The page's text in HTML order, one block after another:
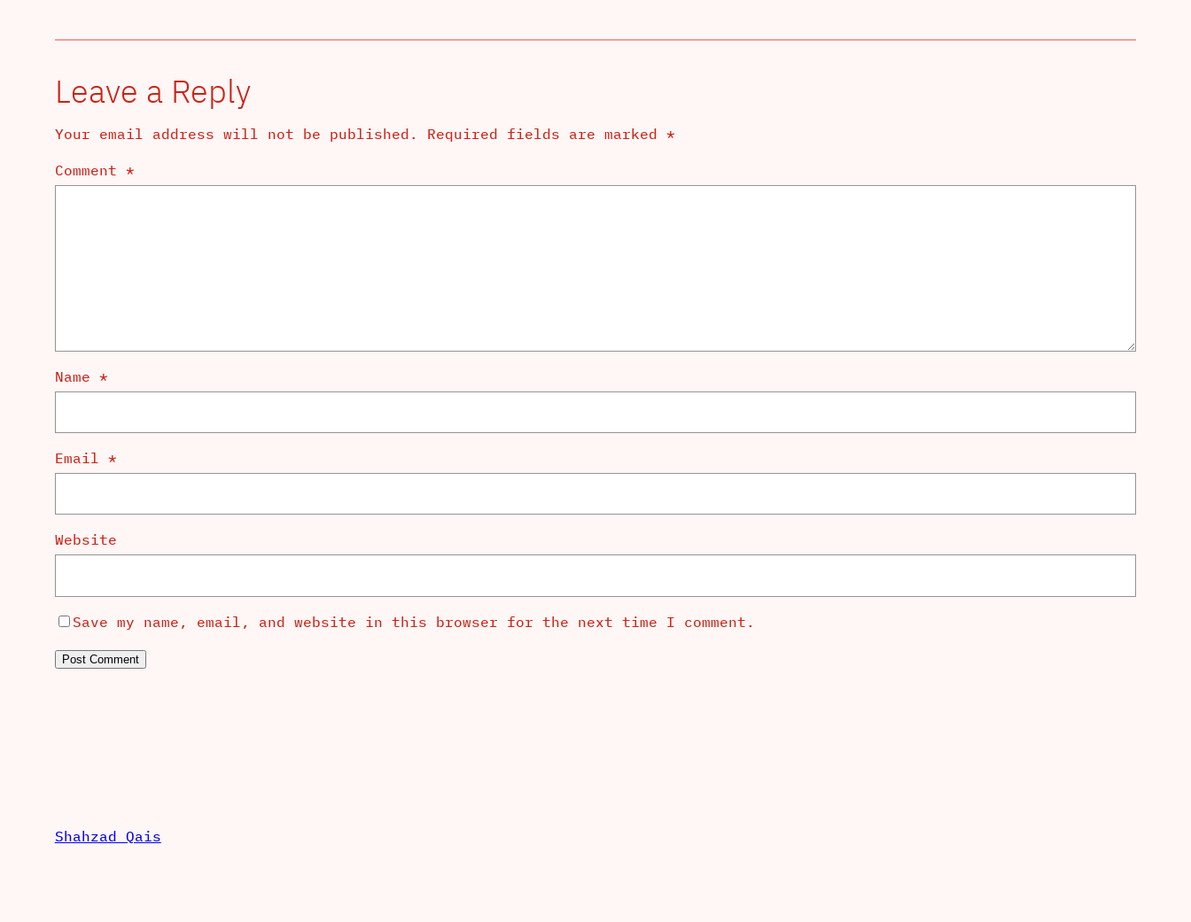
Leave a Reply
Your email address will not be published. Required fields are marked *
Comment *
Name *
Email *
Website
Save my name, email, and website in this browser for the next time I comment.
Shahzad Qais